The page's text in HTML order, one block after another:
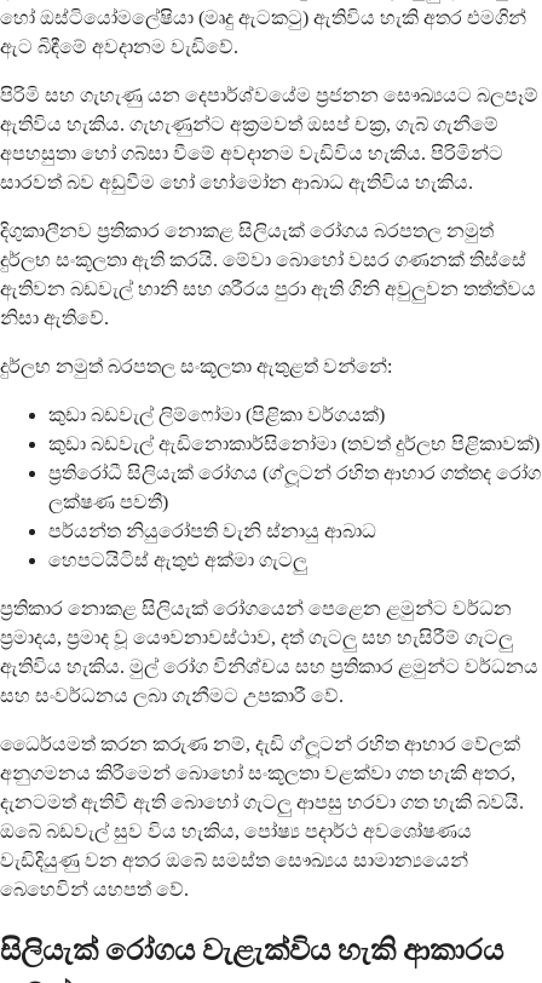
හෝ ඔස්ටියෝමලේෂියා (මෘදු ඇටකටු) ඇතිවිය හැකි අතර එමගින්
ඇට බිඳීමේ අවදානම වැඩිවේ.
පිරිමි සහ ගැහැණු යන දෙපාර්ශ්වයේම ප්‍රජනන සෞඛ්‍යයට බලපෑම්
ඇතිවිය හැකිය. ගැහැණුන්ට අක්‍රමවත් ඔසප් චක්‍ර, ගැබ් ගැනීමේ
අපහසුතා හෝ ගබ්සා වීමේ අවදානම වැඩිවිය හැකිය. පිරිමින්ට
සාරවත් බව අඩුවීම හෝ හෝමෝන ආබාධ ඇතිවිය හැකිය.
දිගුකාලීනව ප්‍රතිකාර නොකළ සිලියැක් රෝගය බරපතල නමුත්
දුර්ලභ සංකූලතා ඇති කරයි. මේවා බොහෝ වසර ගණනක් තිස්සේ
ඇතිවන බඩවැල් හානි සහ ශරීරය පුරා ඇති ගිනි අවුලුවන තත්ත්වය
නිසා ඇතිවේ.
දුර්ලභ නමුත් බරපතල සංකූලතා ඇතුළත් වන්නේ:
කුඩා බඩවැල් ලිම්ෆෝමා (පිළිකා වර්ගයක්)
කුඩා බඩවැල් ඇඩිනොකාර්සිනෝමා (තවත් දුර්ලභ පිළිකාවක්)
ප්‍රතිරෝධී සිලියැක් රෝගය (ග්ලූටන් රහිත ආහාර ගත්තද රෝග
ලක්ෂණ පවතී)
පර්යන්ත නියුරෝපති වැනි ස්නායු ආබාධ
හෙපටයිටිස් ඇතුළු අක්මා ගැටලු
ප්‍රතිකාර නොකළ සිලියැක් රෝගයෙන් පෙළෙන ළමුන්ට වර්ධන
ප්‍රමාදය, ප්‍රමාද වූ යෞවනාවස්ථාව, දත් ගැටලු සහ හැසිරීම් ගැටලු
ඇතිවිය හැකිය. මුල් රෝග විනිශ්චය සහ ප්‍රතිකාර ළමුන්ට වර්ධනය
සහ සංවර්ධනය ලබා ගැනීමට උපකාරී වේ.
ධෛර්යමත් කරන කරුණ නම්, දැඩි ග්ලූටන් රහිත ආහාර වේලක්
අනුගමනය කිරීමෙන් බොහෝ සංකූලතා වළක්වා ගත හැකි අතර,
දැනටමත් ඇතිවී ඇති බොහෝ ගැටලු ආපසු හරවා ගත හැකි බවයි.
ඔබේ බඩවැල් සුව විය හැකිය, පෝෂ්‍ය පදාර්ථ අවශෝෂණය
වැඩිදියුණු වන අතර ඔබේ සමස්ත සෞඛ්‍යය සාමාන්‍යයෙන්
බෙහෙවින් යහපත් වේ.
සිලියැක් රෝගය වැළැක්විය හැකි ආකාරය